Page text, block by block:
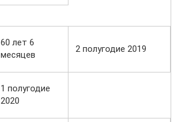
60 лет 6
месяцев
2 полугодие 2019
1 полугодие
2020